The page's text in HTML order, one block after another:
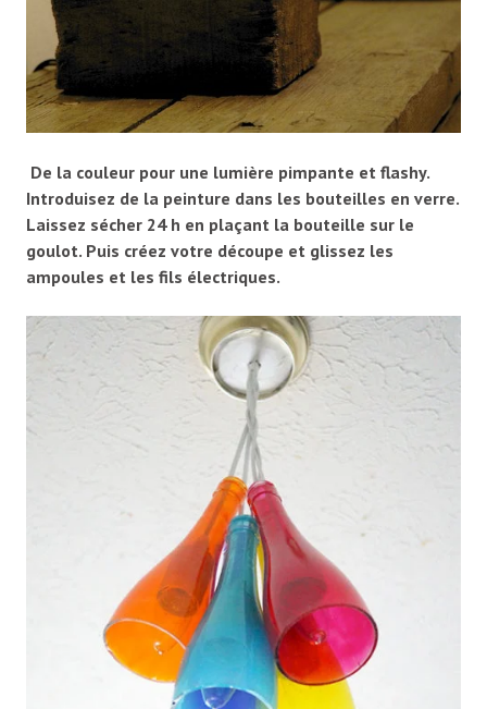
De la couleur pour une lumière pimpante et flashy.
Introduisez de la peinture dans les bouteilles en verre.
Laissez sécher 24 h en plaçant la bouteille sur le
goulot. Puis créez votre découpe et glissez les
ampoules et les fils électriques.